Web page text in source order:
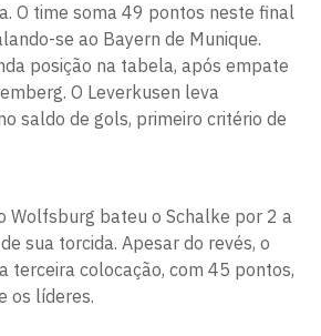
O time soma 49 pontos neste final
se ao Bayern de Munique.
posição na tabela, após empate
O Leverkusen leva
saldo de gols, primeiro critério de
Wolfsburg bateu o Schalke por 2 a
sua torcida. Apesar do revés, o
terceira colocação, com 45 pontos,
os líderes.